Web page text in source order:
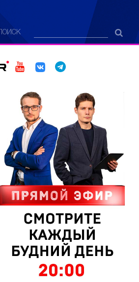
ПОИСК